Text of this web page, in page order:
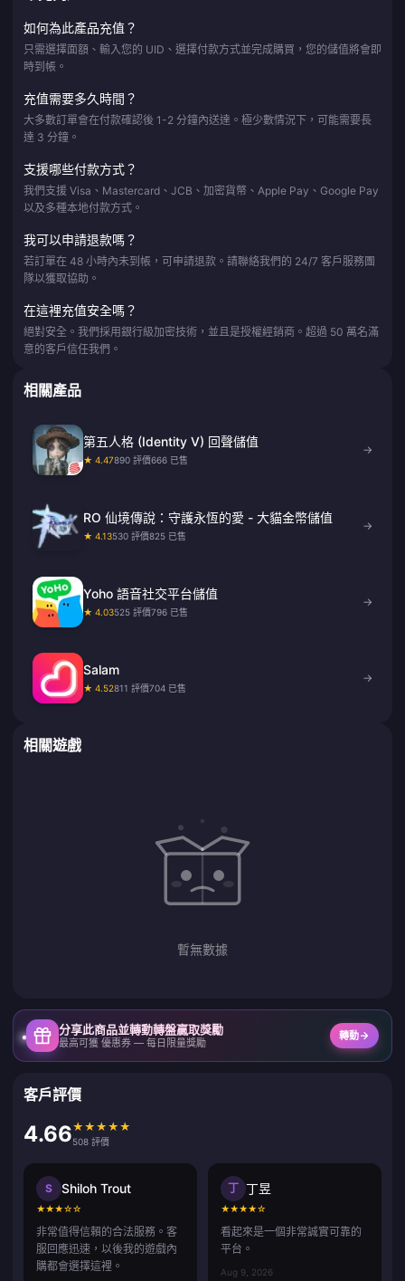
如何為此產品充值？
只需選擇面額、輸入您的 UID、選擇付款方式並完成購買，您的儲值將會即
時到帳。
充值需要多久時間？
大多數訂單會在付款確認後 1-2 分鐘內送達。極少數情況下，可能需要長
達 3 分鐘。
支援哪些付款方式？
我們支援 Visa、Mastercard、JCB、加密貨幣、Apple Pay、Google Pay
以及多種本地付款方式。
我可以申請退款嗎？
若訂單在 48 小時內未到帳，可申請退款。請聯絡我們的 24/7 客戶服務團
隊以獲取協助。
在這裡充值安全嗎？
絕對安全。我們採用銀行級加密技術，並且是授權經銷商。超過 50 萬名滿
意的客戶信任我們。
相關產品
第五人格 (Identity V) 回聲儲值
★ 4.47890 評價666 已售
→
RO 仙境傳說：守護永恆的愛 - 大貓金幣儲值
★ 4.13530 評價825 已售
→
Yoho 語音社交平台儲值
★ 4.03525 評價796 已售
→
Salam
★ 4.52811 評價704 已售
→
相關遊戲
暫無數據
分享此商品並轉動轉盤贏取獎勵
最高可獲 優惠券 — 每日限量獎勵
轉動
客戶評價
4.66★ ★ ★ ★ ★
508 評價
S Shiloh Trout
★★★☆☆
非常值得信賴的合法服務。客
服回應迅速，以後我的遊戲內
購都會選擇這裡。
丁 丁昱
★★★★☆
看起來是一個非常誠實可靠的
平台。
Aug 9, 2026